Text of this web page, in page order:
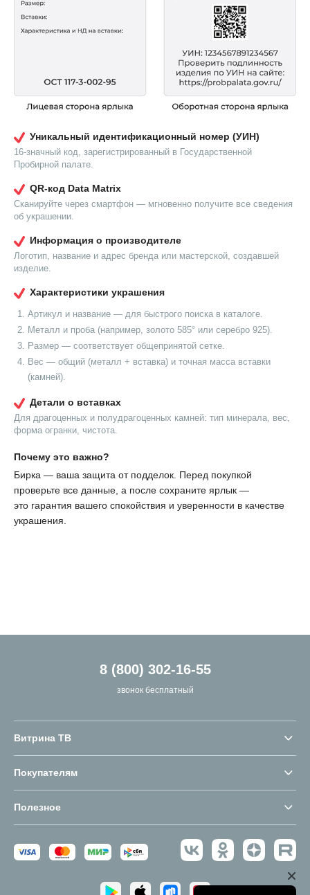
Уникальный идентификационный номер (УИН)
16-значный код, зарегистрированный в Государственной
Пробирной палате.
QR-код Data Matrix
Сканируйте через смартфон — мгновенно получите все сведения
об украшении.
Информация о производителе
Логотип, название и адрес бренда или мастерской, создавшей
изделие.
Характеристики украшения
Артикул и название — для быстрого поиска в каталоге.
Металл и проба (например, золото 585° или серебро 925).
Размер — соответствует общепринятой сетке.
Вес — общий (металл + вставка) и точная масса вставки
(камней).
Детали о вставках
Для драгоценных и полудрагоценных камней: тип минерала, вес,
форма огранки, чистота.
Почему это важно?
Бирка — ваша защита от подделок. Перед покупкой
проверьте все данные, а после сохраните ярлык —
это гарантия вашего спокойствия и уверенности в качестве
украшения.
8 (800) 302-16-55
звонок бесплатный
Витрина ТВ
Покупателям
Полезное